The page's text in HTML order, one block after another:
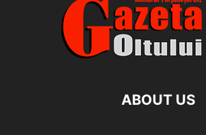
ABOUT US